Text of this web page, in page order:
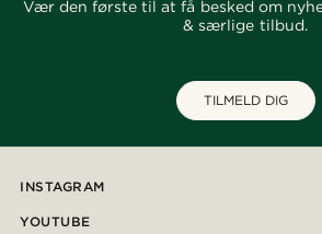
Vær den første til at få besked om
& særlige tilbud.
TILMELD DIG
INSTAGRAM
YOUTUBE